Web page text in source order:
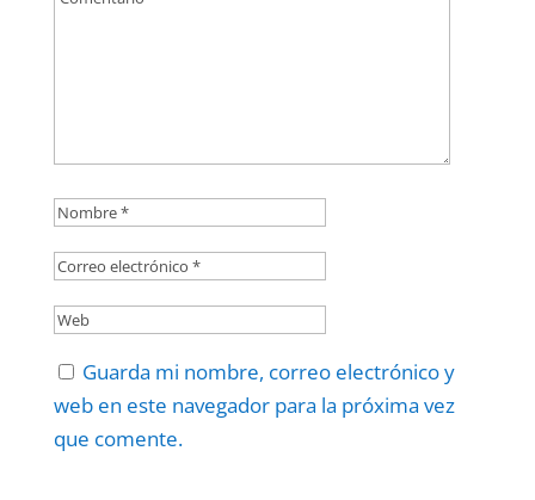
Guarda mi nombre, correo electrónico y
web en este navegador para la próxima vez
que comente.